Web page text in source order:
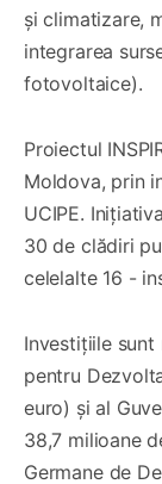
și climatizare,
integrarea
fotovoltaice).
Proiectul
Moldova, prin
UCIPE.
30 de clădiri
celelalte 16 -
Investițiile sunt
pentru
euro) și al
38,7 milioane
Germane de